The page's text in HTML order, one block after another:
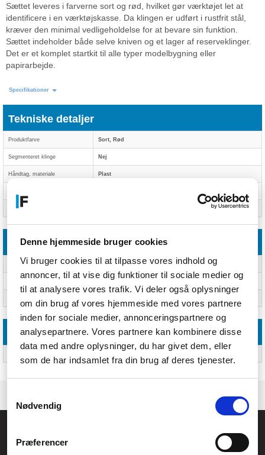
Denne hjemmeside bruger cookies
Vi bruger cookies til at tilpasse vores indhold og
annoncer, til at vise dig funktioner til sociale medier og
til at analysere vores trafik. Vi deler også oplysninger
om din brug af vores hjemmeside med vores partnere
inden for sociale medier, annonceringspartnere og
analysepartnere. Vores partnere kan kombinere disse
data med andre oplysninger, du har givet dem, eller
som de har indsamlet fra din brug af deres tjenester.
Nødvendig
Præferencer
Sættet leveres i farverne sort og rød, hvilket gør værktøjet let at
identificere i en værktøjskasse. Da klingen er udført i rustfrit stål,
kræver den minimal vedligeholdelse for at bevare sin funktion.
Sættet indeholder både selve kniven og et lager af reserveklinger.
Det er et komplet startkit til alle typer modelbygning eller
papirarbejde.
Specifikationer
Tekniske detaljer
Produktfarve Sort, Rød
Segmenteret klinge Nej
Håndtag, materiale Plast
Konstruktionstype
Vægt & størrelser
Længde 160 mm
2,8 cm
Emballeringsdata
CVR.: 26208637